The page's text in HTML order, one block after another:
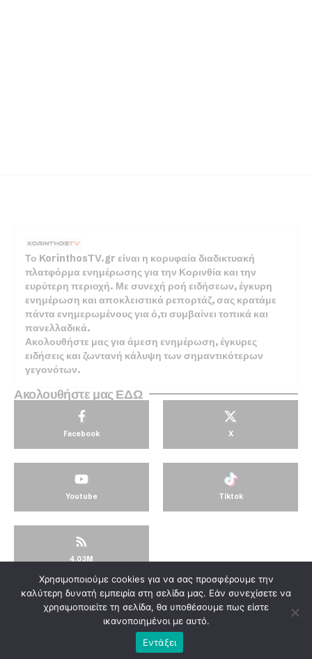
Το KorinthosTV.gr είναι η κορυφαία διαδικτυακή
πλατφόρμα ενημέρωσης για την Κορινθία και την
ευρύτερη περιοχή. Με συνεχή ροή ειδήσεων, έγκυρη
ενημέρωση και αποκλειστικά ρεπορτάζ, σας κρατάμε
πάντα ενημερωμένους για ό,τι συμβαίνει τοπικά και
πανελλαδικά.
Ακολουθήστε μας για άμεση ενημέρωση, έγκυρες
ειδήσεις και ζωντανή κάλυψη των σημαντικότερων
γεγονότων.
Ακολουθήστε μας ΕΔΩ
Facebook X
Youtube Tiktok
4.03M
© KorinthosTV @2025
Χρησιμοποιούμε cookies για να σας προσφέρουμε την
καλύτερη δυνατή εμπειρία στη σελίδα μας. Εάν συνεχίσετε να
χρησιμοποιείτε τη σελίδα, θα υποθέσουμε πως είστε
ικανοποιημένοι με αυτό.
Εντάξει